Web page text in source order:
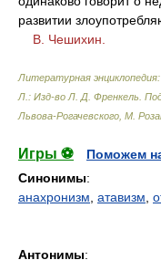
развитии
В. Чешихин.
Литературная
Л.: Изд-во Л. Д. Френкель
Львова-Рогачевского, М.
Игры ⚽
Поможем
Синонимы:
анахронизм атавизм
Антонимы: